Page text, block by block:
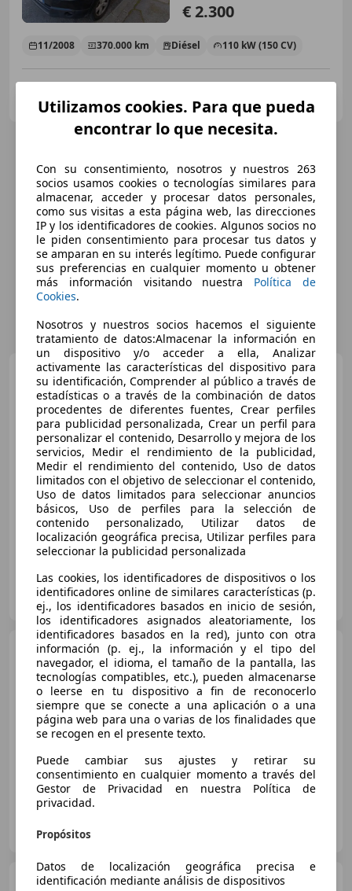
€ 2.300
11/2008 370.000 km Diésel 110 kW (150 CV)
FR-01100 Oyonnax
Nissan Qashqai2.0 dCi
DPF I-Way
€ 3.800
06/2010 222.000 km Diésel 110 kW (150 CV)
Particular
DE-18551 sagard
Nissan QashqaiQashqai I
2.0 dci Tekna 4x4 dpf FL
€ 5.990
03/2012 99.400 km Diésel 110 kW (150 CV)
IT-24049 Verdello - Bergamo - Bg
Nissan Qashqai2.0 dci
Utilizamos cookies. Para que pueda
encontrar lo que necesita.
Con su consentimiento, nosotros y nuestros 263
socios usamos cookies o tecnologías similares para
almacenar, acceder y procesar datos personales,
como sus visitas a esta página web, las direcciones
IP y los identificadores de cookies. Algunos socios no
le piden consentimiento para procesar tus datos y
se amparan en su interés legítimo. Puede configurar
sus preferencias en cualquier momento u obtener
más información visitando nuestra Política de
Cookies.
Nosotros y nuestros socios hacemos el siguiente
tratamiento de datos:Almacenar la información en
un dispositivo y/o acceder a ella, Analizar
activamente las características del dispositivo para
su identificación, Comprender al público a través de
estadísticas o a través de la combinación de datos
procedentes de diferentes fuentes, Crear perfiles
para publicidad personalizada, Crear un perfil para
personalizar el contenido, Desarrollo y mejora de los
servicios, Medir el rendimiento de la publicidad,
Medir el rendimiento del contenido, Uso de datos
limitados con el objetivo de seleccionar el contenido,
Uso de datos limitados para seleccionar anuncios
básicos, Uso de perfiles para la selección de
contenido personalizado, Utilizar datos de
localización geográfica precisa, Utilizar perfiles para
seleccionar la publicidad personalizada
Las cookies, los identificadores de dispositivos o los
identificadores online de similares características (p.
ej., los identificadores basados en inicio de sesión,
los identificadores asignados aleatoriamente, los
identificadores basados en la red), junto con otra
información (p. ej., la información y el tipo del
navegador, el idioma, el tamaño de la pantalla, las
tecnologías compatibles, etc.), pueden almacenarse
o leerse en tu dispositivo a fin de reconocerlo
siempre que se conecte a una aplicación o a una
página web para una o varias de los finalidades que
se recogen en el presente texto.
Puede cambiar sus ajustes y retirar su
consentimiento en cualquier momento a través del
Gestor de Privacidad en nuestra Política de
privacidad.
Propósitos
Datos de localización geográfica precisa e
identificación mediante análisis de dispositivos